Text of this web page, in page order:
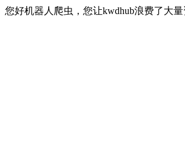
您好机器人爬虫，您让kwdhub浪费了大